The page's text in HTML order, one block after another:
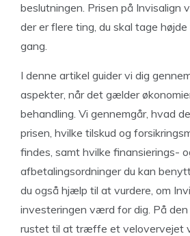
beslutningen. Prisen på Invisalign
der er flere ting, du skal tage højde
gang.
I denne artikel guider vi dig
aspekter, når det gælder
behandling. Vi gennemgår, hvad
prisen, hvilke tilskud og
findes, samt hvilke finansierings-
afbetalingsordninger du kan
du også hjælp til at vurdere, om
investeringen værd for dig. På
rustet til at træffe et velovervejet